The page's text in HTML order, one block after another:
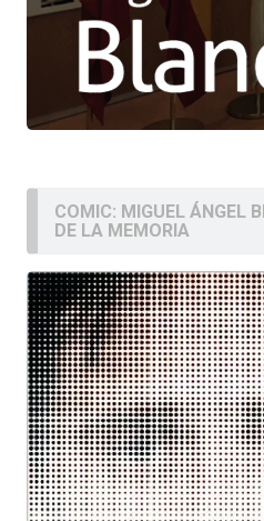
COMIC: MIGUEL ÁNGEL
DE LA MEMORIA